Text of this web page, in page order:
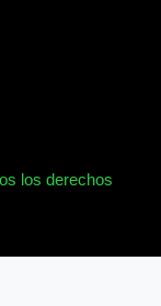
los derechos